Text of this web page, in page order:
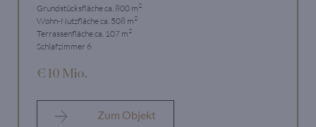
Grundstücksfläche ca. 800 m2
Wohn-Nutzfläche ca. 508 m2
Terrassenfläche ca. 107 m2
Schlafzimmer 6
€ 10 Mio.
Zum Objekt